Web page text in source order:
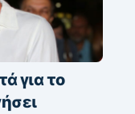
για το